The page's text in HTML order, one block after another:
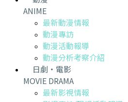
ANIME
最新動漫情報
動漫專訪
動漫活動報導
動漫分析考察介紹
日劇・電影
MOVIE DRAMA
最新影視情報